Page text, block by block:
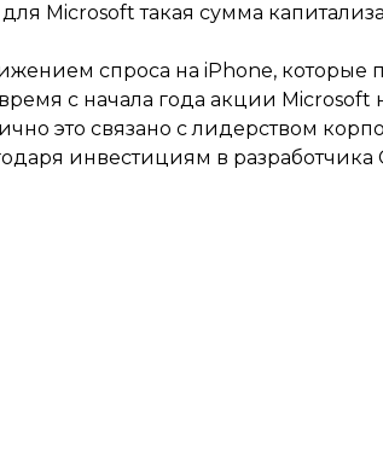
Microsoft такая сумма
спроса на iPhone,
с начала года акции
это связано с лидерством
инвестициям в разработчика